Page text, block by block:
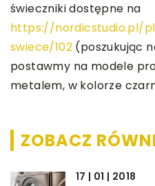
świeczniki dostępne na
https://nordicstudio.pl/
swiece/102 (poszukując
postawmy na modele
metalem, w kolorze
ZOBACZ
17 | 01 | 2018